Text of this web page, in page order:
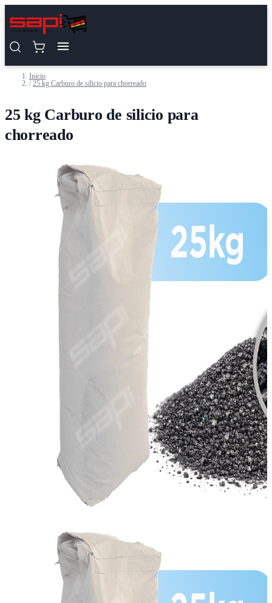
Inicio
/ 25 kg Carburo de silicio para chorreado
25 kg Carburo de silicio para
chorreado